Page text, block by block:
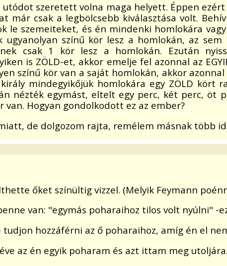
szeretett volna maga helyett. Éppen
már csak a legbölcsebb kiválasztása volt.
szemeiteket, és én mindenki homlokára vagy
színű kör lesz a homlokán, az
csak 1 kör lesz a homlokán. Ezután
is ZÖLD-et, akkor emelje fel azonnal az
színű kör van a saját homlokán, akkor
mindegyikőjük homlokára egy ZÖLD kört
nézték egymást, eltelt egy perc, két perc, öt
Hogyan gondolkodott ez az ember?
de dolgozom rajta, remélem másnak több
őket színültig vizzel. (Melyik Feymann
van: "egymás poharaihoz tilos volt nyúlni" -
hozzáférni az ő poharaihoz, amíg én el
az én egyik poharam és azt ittam meg utoljára.